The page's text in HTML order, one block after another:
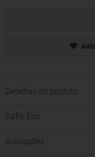
Detalhes do produto
Dafiti Eco
Avaliações